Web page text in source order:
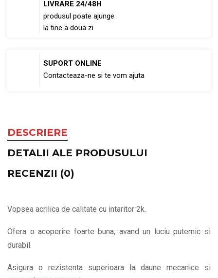
LIVRARE 24/48H
produsul poate ajunge
la tine a doua zi
SUPORT ONLINE
Contacteaza-ne si te vom ajuta
DESCRIERE
DETALII ALE PRODUSULUI
RECENZII (0)
Vopsea acrilica de calitate cu intaritor 2k.
Ofera o acoperire foarte buna, avand un luciu puternic si
durabil.
Asigura o rezistenta superioara la daune mecanice si